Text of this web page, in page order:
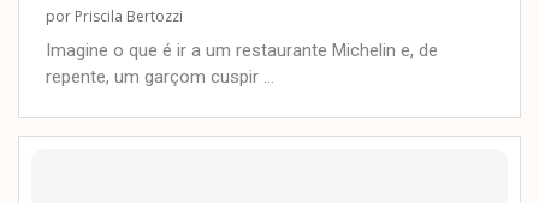
por Priscila Bertozzi
Imagine o que é ir a um restaurante Michelin e, de
repente, um garçom cuspir …